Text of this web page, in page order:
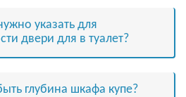
указать для
двери для в туалет?
глубина шкафа купе?